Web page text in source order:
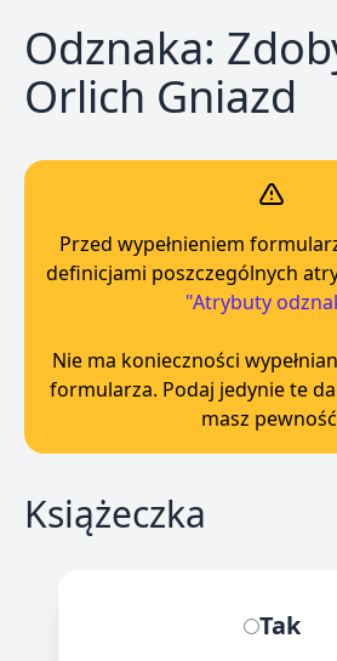
Odznaka:
Orlich Gniazd
Przed wypełnieniem
definicjami poszczególnych
"Atrybuty
Nie ma konieczności
formularza. Podaj jedynie te
masz
Książeczka
Tak